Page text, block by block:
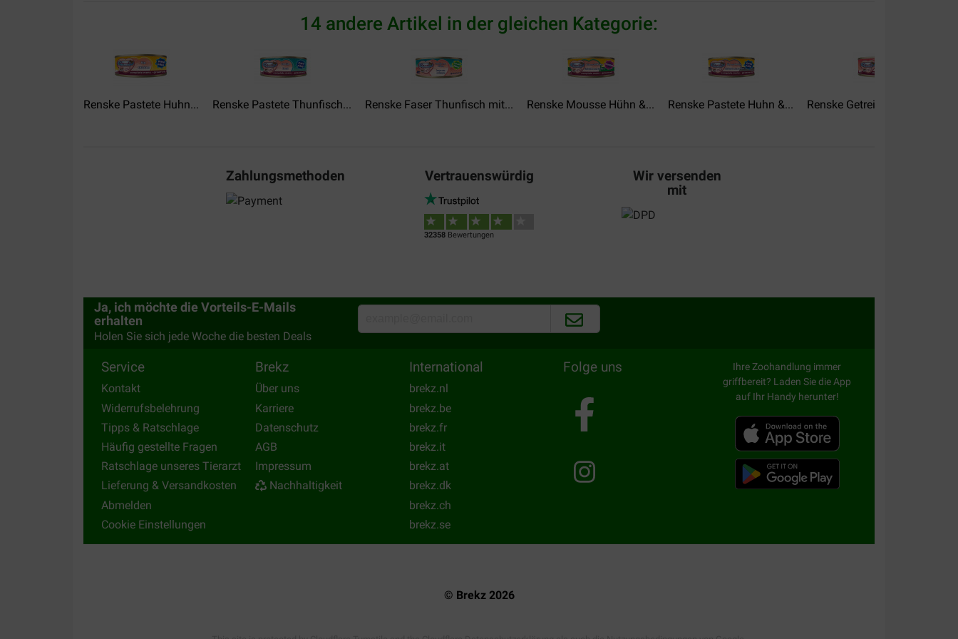
14 andere Artikel in der gleichen Kategorie:
Renske Pastete Huhn... Renske Pastete Thunfisch... Renske Faser Thunfisch mit... Renske Mousse Hühn &... Renske Pastete Huhn &... Renske Getreidefrei Mousse...
Zahlungsmethoden Vertrauenswürdig
32358Bewertungen
Wir versenden
mit
Ja, ich möchte die Vorteils-E-Mails
erhalten
Holen Sie sich jede Woche die besten Deals
Service
Kontakt
Widerrufsbelehrung
Tipps & Ratschlage
Häufig gestellte Fragen
Ratschlage unseres Tierarzt
Lieferung & Versandkosten
Abmelden
Cookie Einstellungen
Brekz
Über uns
Karriere
Datenschutz
AGB
Impressum
Nachhaltigkeit
International
brekz.nl
brekz.be
brekz.fr
brekz.it
brekz.at
brekz.dk
brekz.ch
brekz.se
Folge uns
Ihre Zoohandlung immer
griffbereit? Laden Sie die App
auf Ihr Handy herunter!
© Brekz 2026